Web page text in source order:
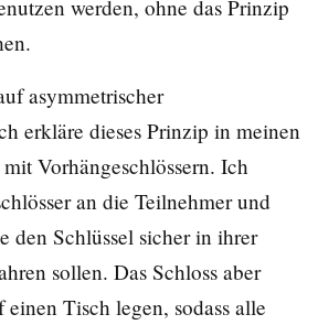
werden, ohne das Prinzip
asymmetrischer
erkläre dieses Prinzip in meinen
Vorhängeschlössern. Ich
an die Teilnehmer und
den Schlüssel sicher in ihrer
sollen. Das Schloss aber
Tisch legen, sodass alle